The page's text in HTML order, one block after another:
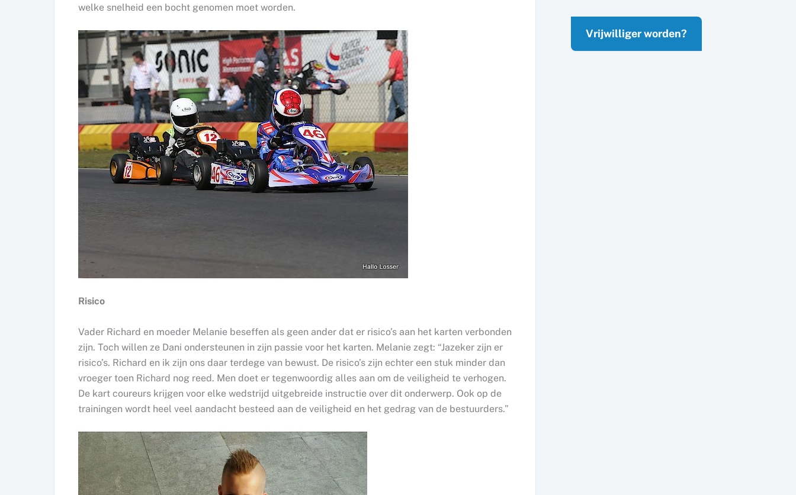
welke snelheid een bocht genomen moet worden.
Risico
Vader Richard en moeder Melanie beseffen als geen ander dat er risico’s aan het karten verbonden
zijn. Toch willen ze Dani ondersteunen in zijn passie voor het karten. Melanie zegt: “Jazeker zijn er
risico’s. Richard en ik zijn ons daar terdege van bewust. De risico’s zijn echter een stuk minder dan
vroeger toen Richard nog reed. Men doet er tegenwoordig alles aan om de veiligheid te verhogen.
De kart coureurs krijgen voor elke wedstrijd uitgebreide instructie over dit onderwerp. Ook op de
trainingen wordt heel veel aandacht besteed aan de veiligheid en het gedrag van de bestuurders.”
Vrijwilliger worden?